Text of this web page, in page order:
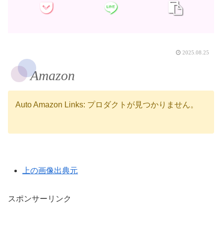
2025.08.25
Amazon
Auto Amazon Links: プロダクトが見つかりません。
上の画像出典元
スポンサーリンク